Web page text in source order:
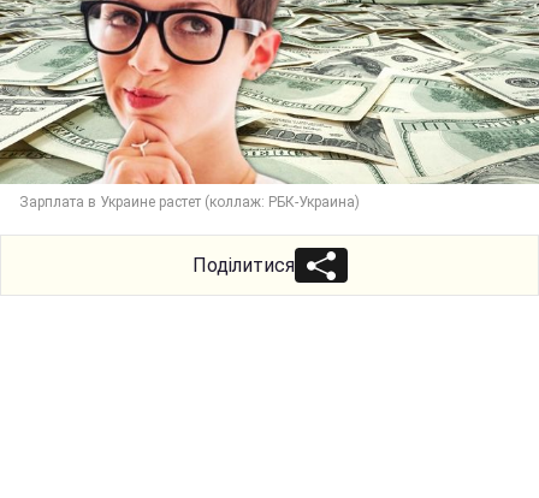
Зарплата в Украине растет (коллаж: РБК-Украина)
Поділитися